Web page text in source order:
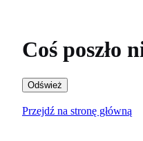
Coś poszło
Odśwież
Przejdź na stronę główną